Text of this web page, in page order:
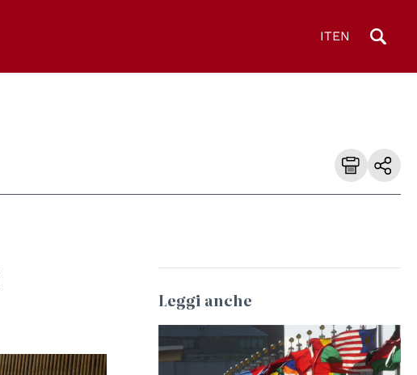
ITEN
Leggi anche
© UN Photo